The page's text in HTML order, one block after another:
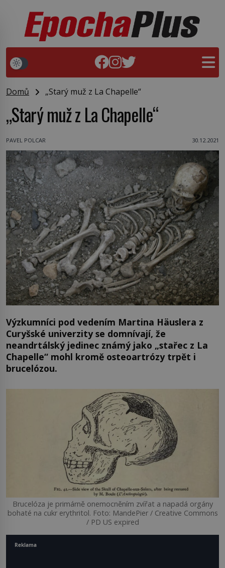
Domů „Starý muž z La Chapelle“
„Starý muž z La Chapelle“
PAVEL POLCAR 30.12.2021
Výzkumníci pod vedením Martina Häuslera z
Curyšské univerzity se domnívají, že
neandrtálský jedinec známý jako „stařec z La
Chapelle“ mohl kromě osteoartrózy trpět i
brucelózou.
Brucelóza je primárně onemocněním zvířat a napadá orgány
bohaté na cukr erythritol. Foto: MandePier / Creative Commons
/ PD US expired
Reklama